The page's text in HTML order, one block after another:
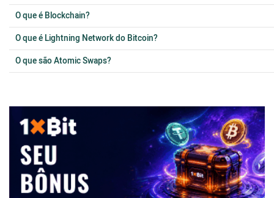
O que é Blockchain?
O que é Lightning Network do Bitcoin?
O que são Atomic Swaps?